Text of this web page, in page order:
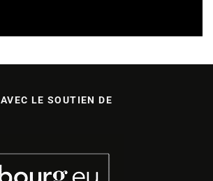
AVEC LE SOUTIEN DE